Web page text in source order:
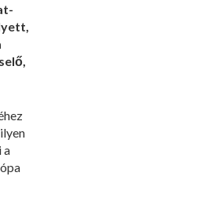
a